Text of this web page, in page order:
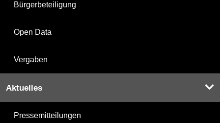
Bürgerbeteiligung
Open Data
Vergaben
Aktuelles
Pressemitteilungen